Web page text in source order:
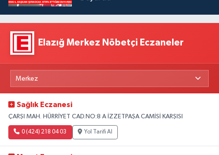
Elazığ Merkez Nöbetçi Eczaneler
Sağlık Eczanesi
ÇARŞI MAH. HÜRRİYET CAD.NO:8 A İZZETPAŞA CAMİSİ KARŞISI
0 (424) 218 04 03 Yol Tarifi Al